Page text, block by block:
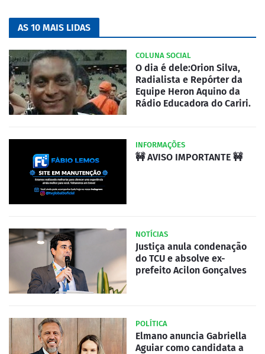
AS 10 MAIS LIDAS
COLUNA SOCIAL
O dia é dele:Orion Silva,
Radialista e Repórter da
Equipe Heron Aquino da
Rádio Educadora do Cariri.
INFORMAÇÕES
🚧 AVISO IMPORTANTE 🚧
NOTÍCIAS
Justiça anula condenação
do TCU e absolve ex-
prefeito Acilon Gonçalves
POLÍTICA
Elmano anuncia Gabriella
Aguiar como candidata a